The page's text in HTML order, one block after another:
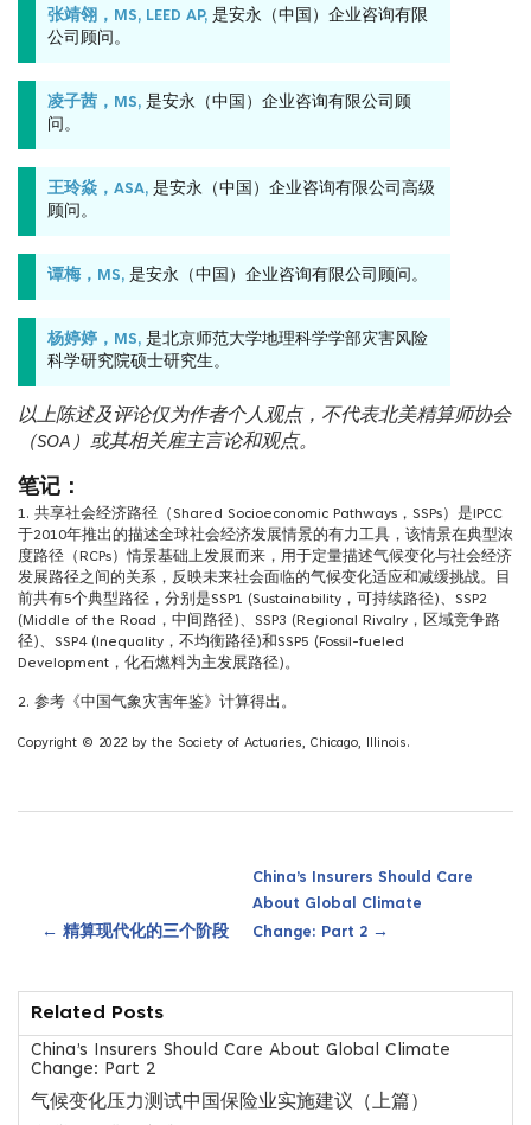
张靖翎，MS, LEED AP, 是安永（中国）企业咨询有限
公司顾问。
凌子茜，MS, 是安永（中国）企业咨询有限公司顾
问。
王玲焱，ASA, 是安永（中国）企业咨询有限公司高级
顾问。
谭梅，MS, 是安永（中国）企业咨询有限公司顾问。
杨婷婷，MS, 是北京师范大学地理科学学部灾害风险
科学研究院硕士研究生。
以上陈述及评论仅为作者个人观点，不代表北美精算师协会
（SOA）或其相关雇主言论和观点。
笔记：
1. 共享社会经济路径（Shared Socioeconomic Pathways，SSPs）是IPCC
于2010年推出的描述全球社会经济发展情景的有力工具，该情景在典型浓
度路径（RCPs）情景基础上发展而来，用于定量描述气候变化与社会经济
发展路径之间的关系，反映未来社会面临的气候变化适应和减缓挑战。目
前共有5个典型路径，分别是SSP1 (Sustainability，可持续路径)、SSP2
(Middle of the Road，中间路径)、SSP3 (Regional Rivalry，区域竞争路
径)、SSP4 (Inequality，不均衡路径)和SSP5 (Fossil-fueled
Development，化石燃料为主发展路径)。
2. 参考《中国气象灾害年鉴》计算得出。
Copyright © 2022 by the Society of Actuaries, Chicago, Illinois.
← 精算现代化的三个阶段
China’s Insurers Should Care
About Global Climate
Change: Part 2 →
Related Posts
China’s Insurers Should Care About Global Climate
Change: Part 2
气候变化压力测试中国保险业实施建议（上篇）